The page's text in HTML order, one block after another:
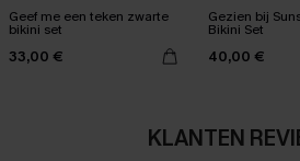
Geef me een teken zwarte
bikini set
33,00 €
Gezien bij
Bikini Set
40,00 €
KLANTEN